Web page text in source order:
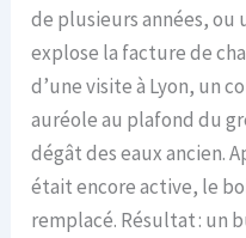
de plusieurs années, ou
explose la facture de
d’une visite à Lyon, un
auréole au plafond du
dégât des eaux ancien.
était encore active, le
remplacé. Résultat : un